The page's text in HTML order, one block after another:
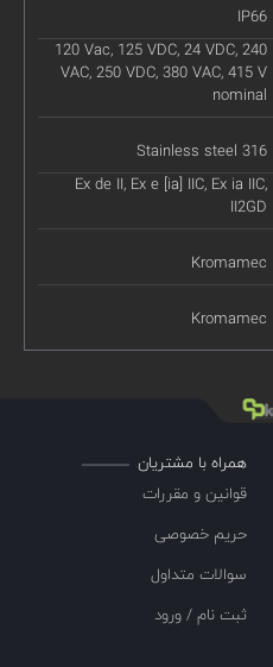
IP66
120 Vac, 125 VDC, 24 VDC, 240
VAC, 250 VDC, 380 VAC, 415 V
nominal
Stainless steel 316
Ex de II, Ex e [ia] IIC, Ex ia IIC,
II2GD
Kromamec
Kromamec
همراه با مشتریان
قوانین و مقررات
حریم خصوصی
سوالات متداول
ثبت نام / ورود